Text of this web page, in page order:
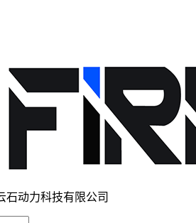
石动力科技有限公司